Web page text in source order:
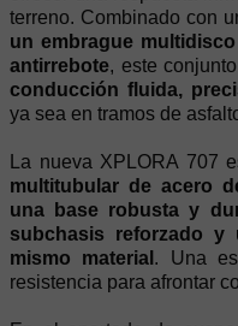
terreno. Combinado con
un embrague
antirrebote, este
conducción fluida,
ya sea en tramos de
La nueva XPLORA 707
multitubular de acero
una base robusta y
subchasis reforzado y
mismo material . Una
resistencia para afrontar